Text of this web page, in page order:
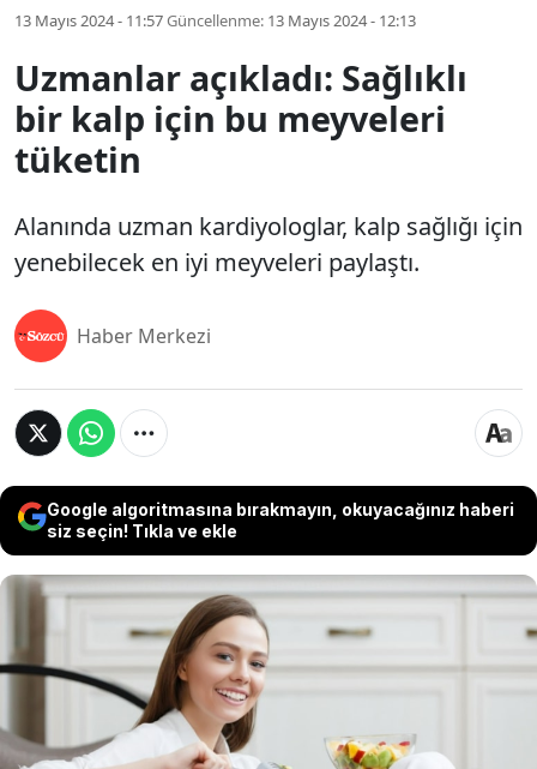
13 Mayıs 2024 - 11:57Güncellenme: 13 Mayıs 2024 - 12:13
Uzmanlar açıkladı: Sağlıklı
bir kalp için bu meyveleri
tüketin
Alanında uzman kardiyologlar, kalp sağlığı için
yenebilecek en iyi meyveleri paylaştı.
Haber Merkezi
Google algoritmasına bırakmayın, okuyacağınız haberi
siz seçin! Tıkla ve ekle
Alanında uzman kardiyologlar,
kalp sağlığı için yenebilecek en iyi
meyveleri paylaştı.